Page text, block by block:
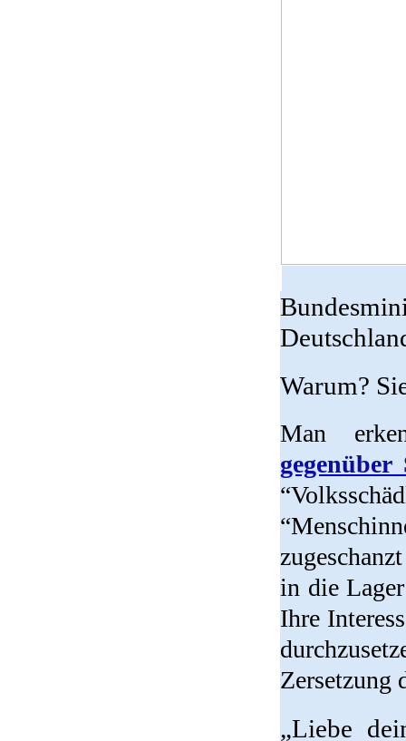
Warum?
Man
in die
Ihre
Zersetzung
„Liebe